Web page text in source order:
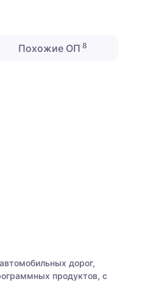
Похожие ОП 8
дорог,
продуктов, с